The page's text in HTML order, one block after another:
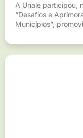
A Unale participou,
“Desafios e
Municípios”,